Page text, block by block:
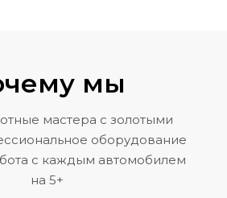
мы
мастера с золотыми
оборудование
с каждым автомобилем
на 5+